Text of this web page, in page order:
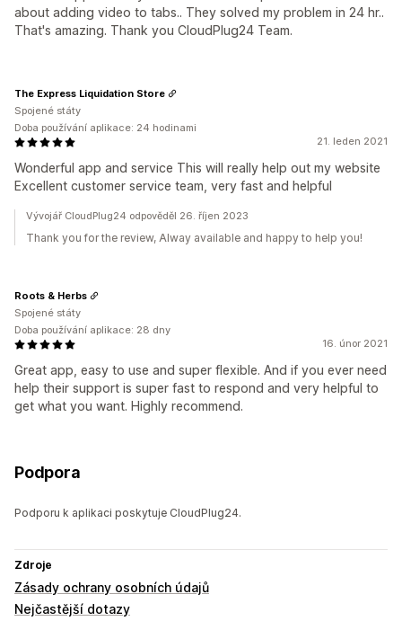
about adding video to tabs.. They solved my problem in 24 hr..
That's amazing. Thank you CloudPlug24 Team.
21. leden 2021
Wonderful app and service This will really help out my website
Excellent customer service team, very fast and helpful
The Express Liquidation Store
Spojené státy
Doba používání aplikace: 24 hodinami
Vývojář CloudPlug24 odpověděl 26. říjen 2023
Thank you for the review, Alway available and happy to help you!
16. únor 2021
Great app, easy to use and super flexible. And if you ever need
help their support is super fast to respond and very helpful to
get what you want. Highly recommend.
Roots & Herbs
Spojené státy
Doba používání aplikace: 28 dny
Podpora
Podporu k aplikaci poskytuje CloudPlug24.
Zdroje
Zásady ochrany osobních údajů
Nejčastější dotazy